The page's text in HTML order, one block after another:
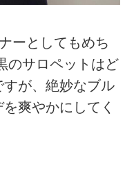
ーとしてもめち
のサロペットはど
が、絶妙なブル
爽やかにしてく